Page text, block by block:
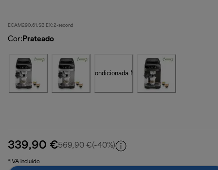
ECAM290.61.SB EX:2-second
Cor: Prateado
339,90 €569,90 €preço original 569,90 €
(-40%)
*IVA incluído